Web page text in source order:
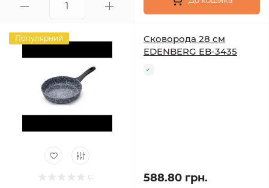
Популярний
Сковорода 28 см
EDENBERG EB-3435
588.80 грн.